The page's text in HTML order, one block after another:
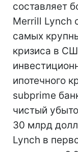
составляет
Merrill Lynch
самых
кризиса в
ипотечного
subprime
чистый
30 млрд
Lynch в